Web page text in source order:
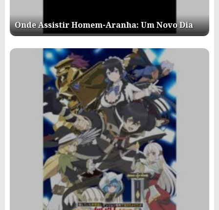
Onde Assistir Homem-Aranha: Um Novo Dia